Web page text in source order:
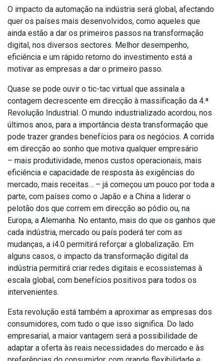
O impacto da automação na indústria será global, afectando
quer os países mais desenvolvidos, como aqueles que
ainda estão a dar os primeiros passos na transformação
digital, nos diversos sectores. Melhor desempenho,
eficiência e um rápido retorno do investimento está a
motivar as empresas a dar o primeiro passo.
Quase se pode ouvir o tic-tac virtual que assinala a
contagem decrescente em direcção à massificação da 4.ª
Revolução Industrial. O mundo industrializado acordou, nos
últimos anos, para a importância desta transformação que
pode trazer grandes benefícios para os negócios. A corrida
em direcção ao sonho que motiva qualquer empresário
– mais produtividade, menos custos operacionais, mais
eficiência e capacidade de resposta às exigências do
mercado, mais receitas… – já começou um pouco por toda a
parte, com países como o Japão e a China a liderar o
pelotão dos que correm em direcção ao pódio ou, na
Europa, a Alemanha. No entanto, mais do que os ganhos que
cada indústria, mercado ou país poderá ter com as
mudanças, a i4.0 permitirá reforçar a globalização. Em
alguns casos, o impacto da transformação digital da
indústria permitirá criar redes digitais e ecossistemas à
escala global, com benefícios positivos para todos os
intervenientes.
Esta revolução está também a aproximar as empresas dos
consumidores, com tudo o que isso significa. Do lado
empresarial, a maior vantagem será a possibilidade de
adaptar a oferta às reais necessidades do mercado e às